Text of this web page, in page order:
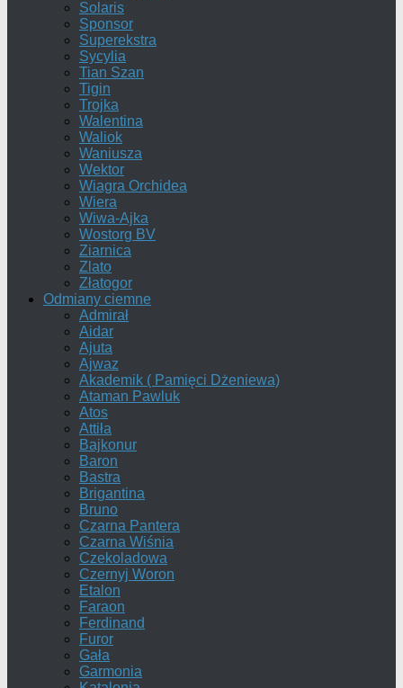
Solaris
Sponsor
Superekstra
Sycylia
Tian Szan
Tigin
Trojka
Walentina
Waliok
Waniusza
Wektor
Wiagra Orchidea
Wiera
Wiwa-Ajka
Wostorg BV
Ziarnica
Zlato
Złatogor
Odmiany ciemne
Admirał
Aidar
Ajuta
Ajwaz
Akademik ( Pamięci Dżeniewa)
Ataman Pawluk
Atos
Attiła
Bajkonur
Baron
Bastra
Brigantina
Bruno
Czarna Pantera
Czarna Wiśnia
Czekoladowa
Czernyj Woron
Etalon
Faraon
Ferdinand
Furor
Gała
Garmonia